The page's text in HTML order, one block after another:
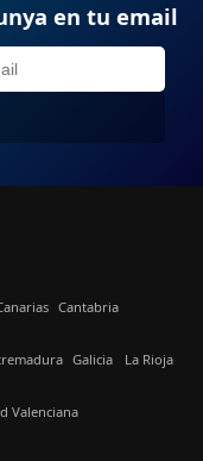
en tu email
Cantabria
Galicia La Rioja
Valenciana